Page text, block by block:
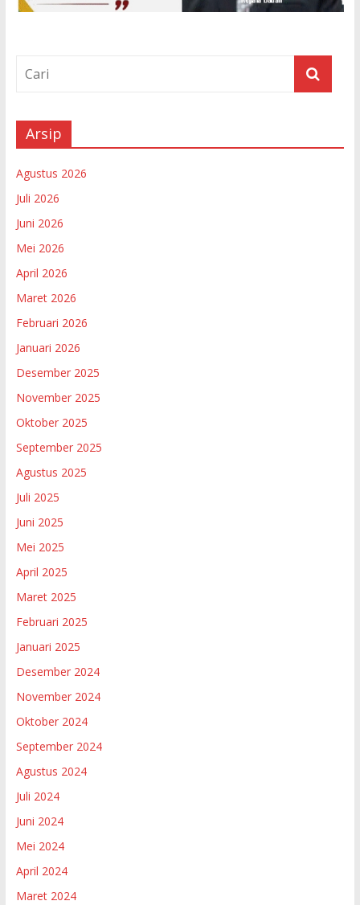
Arsip
Agustus 2026
Juli 2026
Juni 2026
Mei 2026
April 2026
Maret 2026
Februari 2026
Januari 2026
Desember 2025
November 2025
Oktober 2025
September 2025
Agustus 2025
Juli 2025
Juni 2025
Mei 2025
April 2025
Maret 2025
Februari 2025
Januari 2025
Desember 2024
November 2024
Oktober 2024
September 2024
Agustus 2024
Juli 2024
Juni 2024
Mei 2024
April 2024
Maret 2024